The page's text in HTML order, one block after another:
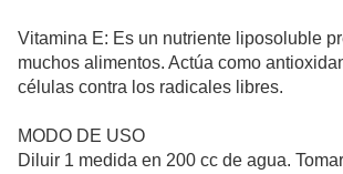
Vitamina E: Es un nutriente liposoluble
muchos alimentos. Actúa como
células contra los radicales libres.
MODO DE USO
Diluir 1 medida en 200 cc de agua.